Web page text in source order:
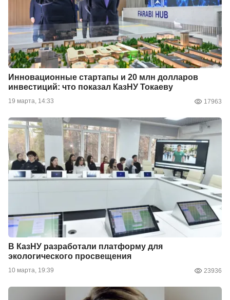
Инновационные стартапы и 20 млн долларов
инвестиций: что показал КазНУ Токаеву
19 марта, 14:33 17963
В КазНУ разработали платформу для
экологического просвещения
10 марта, 19:39 23936